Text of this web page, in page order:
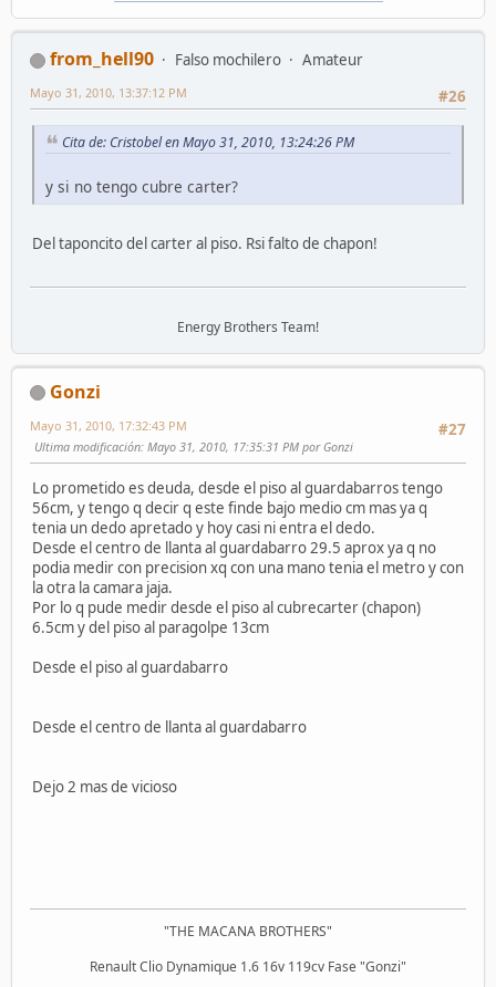
from_hell90 Falso mochilero
Amateur
#26
Mayo 31, 2010, 13:37:12 PM
Cita de: Cristobel en Mayo 31, 2010, 13:24:26 PM
y si no tengo cubre carter?
Del taponcito del carter al piso. Rsi falto de chapon!
Energy Brothers Team!
Gonzi
#27
Mayo 31, 2010, 17:32:43 PM
Ultima modificación: Mayo 31, 2010, 17:35:31 PM por Gonzi
Lo prometido es deuda, desde el piso al guardabarros tengo
56cm, y tengo q decir q este finde bajo medio cm mas ya q
tenia un dedo apretado y hoy casi ni entra el dedo.
Desde el centro de llanta al guardabarro 29.5 aprox ya q no
podia medir con precision xq con una mano tenia el metro y con
la otra la camara jaja.
Por lo q pude medir desde el piso al cubrecarter (chapon)
6.5cm y del piso al paragolpe 13cm
Desde el piso al guardabarro
Desde el centro de llanta al guardabarro
Dejo 2 mas de vicioso
"THE MACANA BROTHERS"
Renault Clio Dynamique 1.6 16v 119cv Fase "Gonzi"